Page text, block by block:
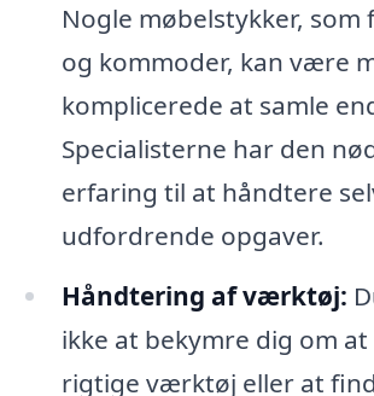
Nogle møbelstykker, som
og kommoder, kan være
komplicerede at samle
Specialisterne har den
erfaring til at håndtere
udfordrende opgaver.
Håndtering af værktøj:
ikke at bekymre dig om
rigtige værktøj eller at